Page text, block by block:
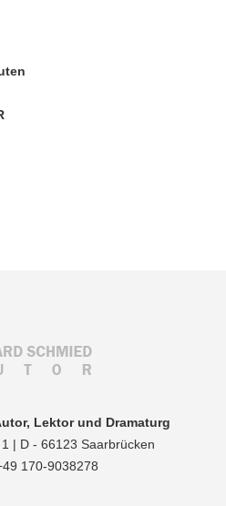
Lektor und Dramaturg
| D - 66123 Saarbrücken
170-9038278